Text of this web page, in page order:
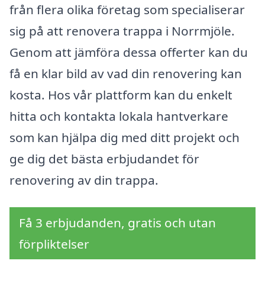
från flera olika företag som specialiserar
sig på att renovera trappa i Norrmjöle.
Genom att jämföra dessa offerter kan du
få en klar bild av vad din renovering kan
kosta. Hos vår plattform kan du enkelt
hitta och kontakta lokala hantverkare
som kan hjälpa dig med ditt projekt och
ge dig det bästa erbjudandet för
renovering av din trappa.
Få 3 erbjudanden, gratis och utan
förpliktelser